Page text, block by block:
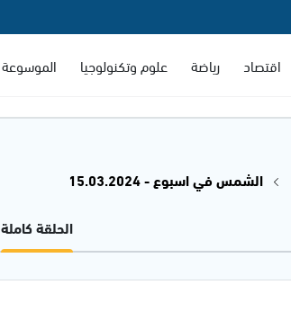
اقتصاد رياضة علوم وتكنولوجيا الموسوعة
الشمس في اسبوع - 15.03.2024
الحلقة كاملة